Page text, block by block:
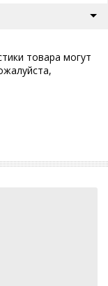
товара могут